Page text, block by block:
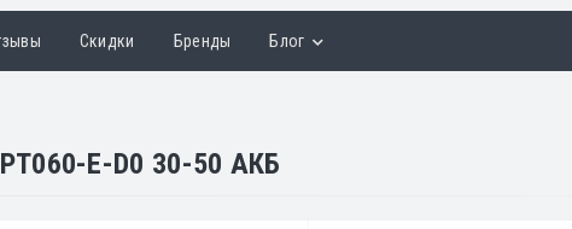
Скидки Бренды Блог
E-D0 30-50 АКБ